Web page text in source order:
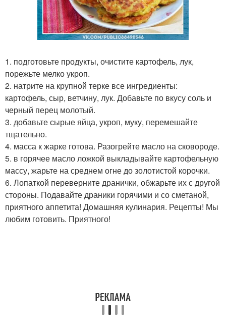
1. подготовьте продукты, очистите картофель, лук,
порежьте мелко укроп.
2. натрите на крупной терке все ингредиенты:
картофель, сыр, ветчину, лук. Добавьте по вкусу соль и
черный перец молотый.
3. добавьте сырые яйца, укроп, муку, перемешайте
тщательно.
4. масса к жарке готова. Разогрейте масло на сковороде.
5. в горячее масло ложкой выкладывайте картофельную
массу, жарьте на среднем огне до золотистой корочки.
6. Лопаткой переверните дранички, обжарьте их с другой
стороны. Подавайте драники горячими и со сметаной,
приятного аппетита! Домашняя кулинария. Рецепты! Мы
любим готовить. Приятного!